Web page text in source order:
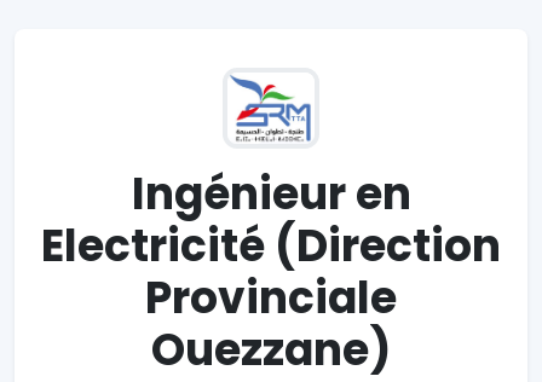
Ingénieur en
Electricité (Direction
Provinciale
Ouezzane)